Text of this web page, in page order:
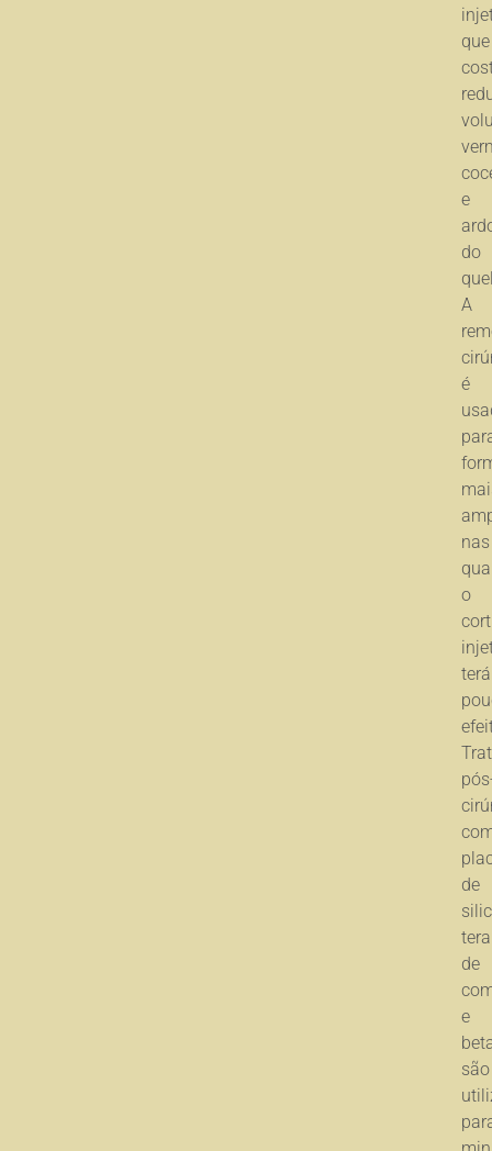
que
e
do
A
é
nas
o
terá
de
de
e
são